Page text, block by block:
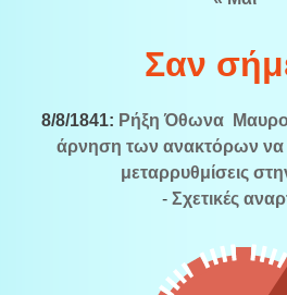
Σαν
8/8/1841: Ρήξη Όθωνα 
άρνηση των ανακτόρων
μεταρρυθμίσεις
- Σχετικές